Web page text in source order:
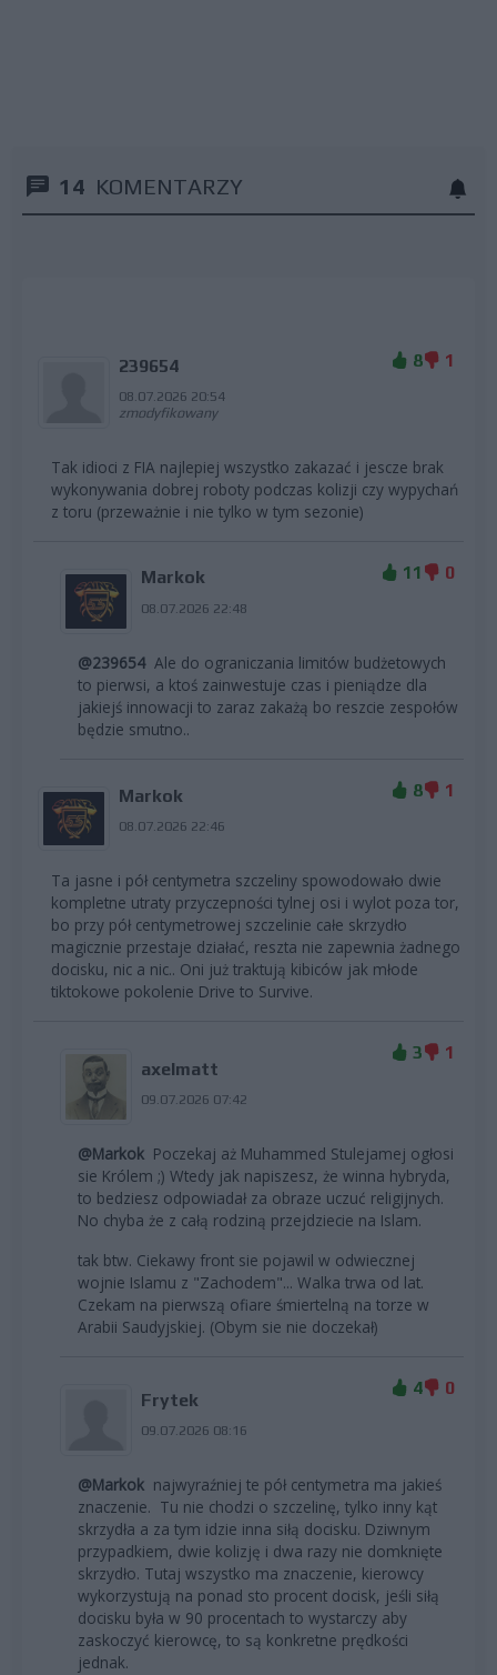
14 KOMENTARZY
239654
08.07.2026 20:54
zmodyfikowany
8 1
Tak idioci z FIA najlepiej wszystko zakazać i jescze brak
wykonywania dobrej roboty podczas kolizji czy wypychań
z toru (przeważnie i nie tylko w tym sezonie)
Markok
08.07.2026 22:48
11 0
@239654Ale do ograniczania limitów budżetowych
to pierwsi, a ktoś zainwestuje czas i pieniądze dla
jakiejś innowacji to zaraz zakażą bo reszcie zespołów
będzie smutno..
Markok
08.07.2026 22:46
8 1
Ta jasne i pół centymetra szczeliny spowodowało dwie
kompletne utraty przyczepności tylnej osi i wylot poza tor,
bo przy pół centymetrowej szczelinie całe skrzydło
magicznie przestaje działać, reszta nie zapewnia żadnego
docisku, nic a nic.. Oni już traktują kibiców jak młode
tiktokowe pokolenie Drive to Survive.
axelmatt
09.07.2026 07:42
3 1
@Markok Poczekaj aż Muhammed Stulejamej ogłosi
sie Królem ;) Wtedy jak napiszesz, że winna hybryda,
to bedziesz odpowiadał za obraze uczuć religijnych.
No chyba że z całą rodziną przejdziecie na Islam.
tak btw. Ciekawy front sie pojawil w odwiecznej
wojnie Islamu z "Zachodem"... Walka trwa od lat.
Czekam na pierwszą ofiare śmiertelną na torze w
Arabii Saudyjskiej. (Obym sie nie doczekał)
Frytek
09.07.2026 08:16
4 0
@Markok najwyraźniej te pół centymetra ma jakieś
znaczenie. Tu nie chodzi o szczelinę, tylko inny kąt
skrzydła a za tym idzie inna siłą docisku. Dziwnym
przypadkiem, dwie kolizję i dwa razy nie domknięte
skrzydło. Tutaj wszystko ma znaczenie, kierowcy
wykorzystują na ponad sto procent docisk, jeśli siłą
docisku była w 90 procentach to wystarczy aby
zaskoczyć kierowcę, to są konkretne prędkości
jednak.